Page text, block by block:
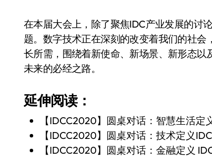
在本届大会上，除了聚焦IDC产业发展的讨
题。数字技术正在深刻的改变着我们的社
长所需，围绕着新使命、新场景、新形态以
未来的必经之路。
延伸阅读：
【IDCC2020】圆桌对话：智慧生活定
【IDCC2020】圆桌对话：技术定义IDC
【IDCC2020】圆桌对话：金融定义